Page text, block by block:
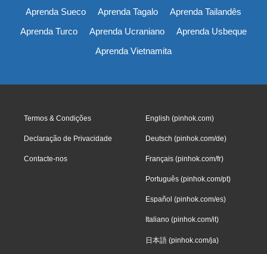
Aprenda Sueco
Aprenda Tagalo
Aprenda Tailandês
Aprenda Turco
Aprenda Ucraniano
Aprenda Usbeque
Aprenda Vietnamita
Termos & Condições
Declaração de Privacidade
Contacte-nos
English (pinhok.com)
Deutsch (pinhok.com/de)
Français (pinhok.com/fr)
Português (pinhok.com/pt)
Español (pinhok.com/es)
Italiano (pinhok.com/it)
日本語 (pinhok.com/ja)